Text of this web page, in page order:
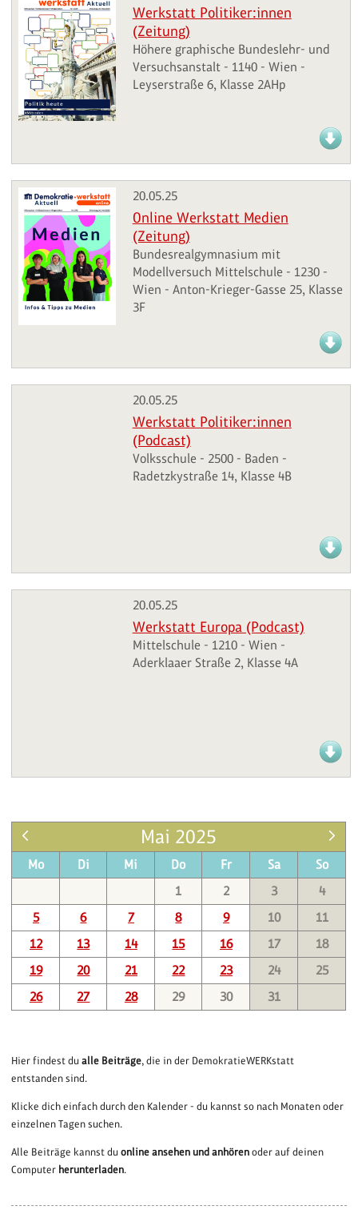
Werkstatt Politiker:innen
(Zeitung)
Höhere graphische Bundeslehr- und
Versuchsanstalt - 1140 - Wien -
Leyserstraße 6, Klasse 2AHp
20.05.25
Online Werkstatt Medien
(Zeitung)
Bundesrealgymnasium mit
Modellversuch Mittelschule - 1230 -
Wien - Anton-Krieger-Gasse 25, Klasse
3F
20.05.25
Werkstatt Politiker:innen
(Podcast)
Volksschule - 2500 - Baden -
Radetzkystraße 14, Klasse 4B
20.05.25
Werkstatt Europa (Podcast)
Mittelschule - 1210 - Wien -
Aderklaaer Straße 2, Klasse 4A
Mai 2025
Mo Di Mi Do Fr Sa
So
1
2 3
4
5
6 7 8 9 10
11
12
13 14 15 16 17
18
19
20 21 22 23 24
25
26
27 28 29 30 31
Hier findest dualle Beiträge, die in der DemokratieWERKstatt
entstanden sind.
Klicke dich einfach durch den Kalender - du kannst so nach Monaten oder
einzelnen Tagen suchen.
Alle Beiträge kannst duonline ansehen und anhören oder auf deinen
Computer herunterladen.